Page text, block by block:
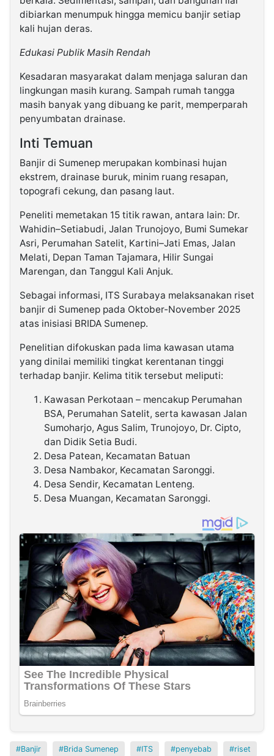
dibiarkan menumpuk hingga memicu banjir setiap
kali hujan deras.
Edukasi Publik Masih Rendah
Kesadaran masyarakat dalam menjaga saluran dan
lingkungan masih kurang. Sampah rumah tangga
masih banyak yang dibuang ke parit, memperparah
penyumbatan drainase.
Inti Temuan
Banjir di Sumenep merupakan kombinasi hujan
ekstrem, drainase buruk, minim ruang resapan,
topografi cekung, dan pasang laut.
Peneliti memetakan 15 titik rawan, antara lain: Dr.
Wahidin–Setiabudi, Jalan Trunojoyo, Bumi Sumekar
Asri, Perumahan Satelit, Kartini–Jati Emas, Jalan
Melati, Depan Taman Tajamara, Hilir Sungai
Marengan, dan Tanggul Kali Anjuk.
Sebagai informasi, ITS Surabaya melaksanakan riset
banjir di Sumenep pada Oktober-November 2025
atas inisiasi BRIDA Sumenep.
Penelitian difokuskan pada lima kawasan utama
yang dinilai memiliki tingkat kerentanan tinggi
terhadap banjir. Kelima titik tersebut meliputi:
Kawasan Perkotaan – mencakup Perumahan
BSA, Perumahan Satelit, serta kawasan Jalan
Sumoharjo, Agus Salim, Trunojoyo, Dr. Cipto,
dan Didik Setia Budi.
Desa Patean, Kecamatan Batuan
Desa Nambakor, Kecamatan Saronggi.
Desa Sendir, Kecamatan Lenteng.
Desa Muangan, Kecamatan Saronggi.
Banjir Brida Sumenep ITS penyebab riset